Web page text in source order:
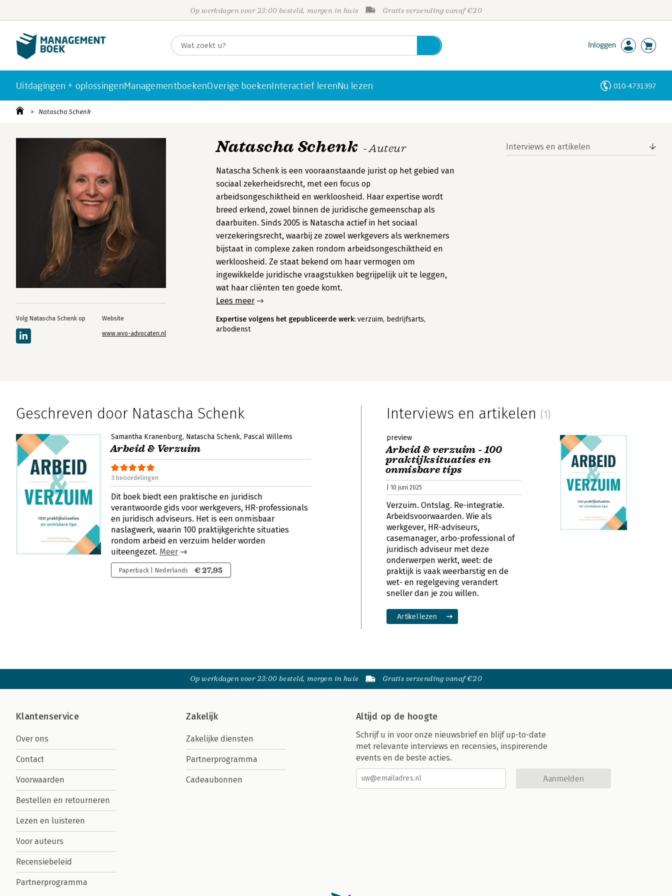
Op werkdagen voor 23:00 besteld, morgen in huis Gratis verzending vanaf €20
Inloggen
Uitdagingen + oplossingenManagementboekenOverige boekenInteractief lerenNu lezen 010-4731397
Natascha Schenk
Volg Natascha Schenk op Website
www.wvo-advocaten.nl
Natascha Schenk - Auteur
Natascha Schenk is een vooraanstaande jurist op het gebied van
sociaal zekerheidsrecht, met een focus op
arbeidsongeschiktheid en werkloosheid. Haar expertise wordt
breed erkend, zowel binnen de juridische gemeenschap als
daarbuiten. Sinds 2005 is Natascha actief in het sociaal
verzekeringsrecht, waarbij ze zowel werkgevers als werknemers
bijstaat in complexe zaken rondom arbeidsongeschiktheid en
werkloosheid. Ze staat bekend om haar vermogen om
ingewikkelde juridische vraagstukken begrijpelijk uit te leggen,
wat haar cliënten ten goede komt.
Lees meer
Expertise volgens het gepubliceerde werk: verzuim, bedrijfsarts,
arbodienst
Interviews en artikelen
Geschreven door Natascha Schenk
Samantha Kranenburg Natascha Schenk Pascal Willems
Arbeid & Verzuim
3 beoordelingen
Dit boek biedt een praktische en juridisch
verantwoorde gids voor werkgevers, HR-professionals
en juridisch adviseurs. Het is een onmisbaar
naslagwerk, waarin 100 praktijkgerichte situaties
rondom arbeid en verzuim helder worden
uiteengezet. Meer
Paperback | Nederlands € 27,95
Interviews en artikelen (1)
preview
Arbeid & verzuim - 100
praktijksituaties en
onmisbare tips
| 10 juni 2025
Verzuim. Ontslag. Re-integratie.
Arbeidsvoorwaarden. Wie als
werkgever, HR-adviseurs,
casemanager, arbo-professional of
juridisch adviseur met deze
onderwerpen werkt, weet: de
praktijk is vaak weerbarstig en de
wet- en regelgeving verandert
sneller dan je zou willen.
Artikel lezen
Op werkdagen voor 23:00 besteld, morgen in huis Gratis verzending vanaf €20
Klantenservice
Over ons
Contact
Voorwaarden
Bestellen en retourneren
Lezen en luisteren
Voor auteurs
Recensiebeleid
Partnerprogramma
Zakelijk
Zakelijke diensten
Partnerprogramma
Cadeaubonnen
Altijd op de hoogte
Schrijf u in voor onze nieuwsbrief en blijf up-to-date
met relevante interviews en recensies, inspirerende
events en de beste acties.
Aanmelden
Personen